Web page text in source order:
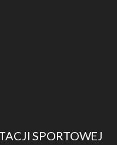
SPORTOWEJ